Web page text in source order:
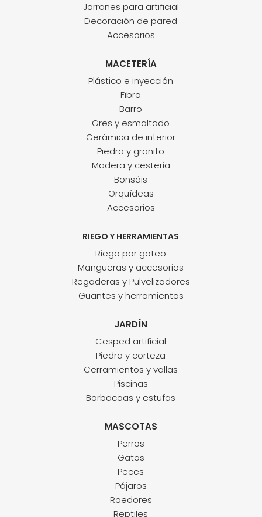
Jarrones para artificial
Decoración de pared
Accesorios
MACETERÍA
Plástico e inyección
Fibra
Barro
Gres y esmaltado
Cerámica de interior
Piedra y granito
Madera y cesteria
Bonsáis
Orquídeas
Accesorios
RIEGO Y HERRAMIENTAS
Riego por goteo
Mangueras y accesorios
Regaderas y Pulvelizadores
Guantes y herramientas
JARDÍN
Cesped artificial
Piedra y corteza
Cerramientos y vallas
Piscinas
Barbacoas y estufas
MASCOTAS
Perros
Gatos
Peces
Pájaros
Roedores
Reptiles